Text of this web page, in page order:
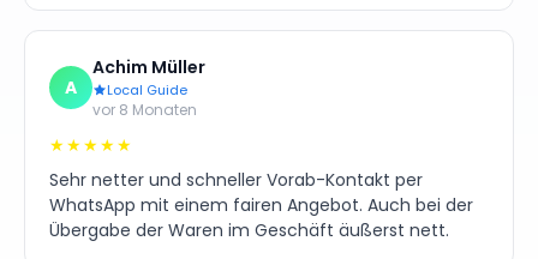
A
Achim Müller
Local Guide
vor 8 Monaten
★★★★★
Sehr netter und schneller Vorab-Kontakt per
WhatsApp mit einem fairen Angebot. Auch bei der
Übergabe der Waren im Geschäft äußerst nett.